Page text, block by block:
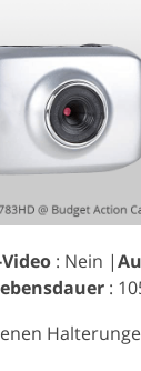
: Nein |
: